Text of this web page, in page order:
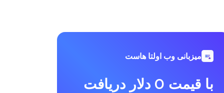
میزبانی وب اولتا هاست
با قیمت 0 دلار دریافت